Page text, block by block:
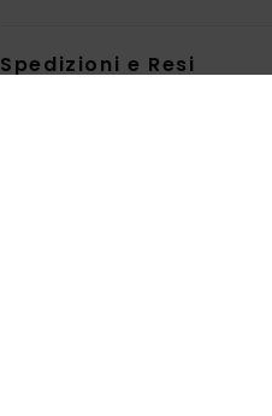
Spedizioni e Resi